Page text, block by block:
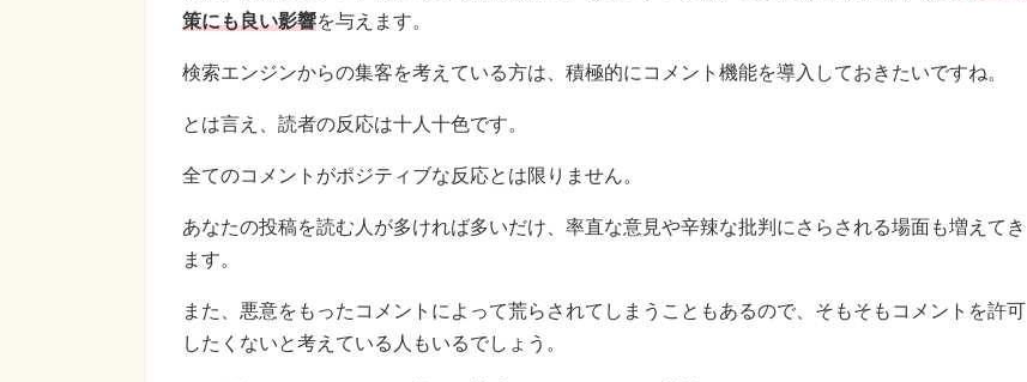
策にも良い影響を与えます。
検索エンジンからの集客を考えている方は、積極的にコメント機能を導入しておきたいですね。
とは言え、読者の反応は十人十色です。
全てのコメントがポジティブな反応とは限りません。
あなたの投稿を読む人が多ければ多いだけ、率直な意見や辛辣な批判にさらされる場面も増えてき
ます。
また、悪意をもったコメントによって荒らされてしまうこともあるので、そもそもコメントを許可
したくないと考えている人もいるでしょう。